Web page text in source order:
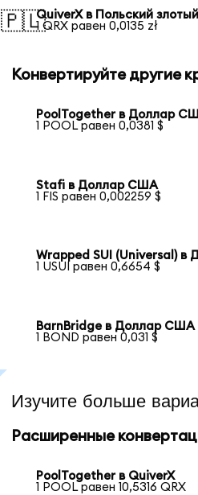
🇵🇱QuiverX в Польский злотый
1 QRX равен 0,0135 zł
Конвертируйте другие
PoolTogether в Доллар
1 POOL равен 0,0381 $
Stafi в Доллар США
1 FIS равен 0,002259 $
Wrapped SUI (Universal)
1 USUI равен 0,6654 $
BarnBridge в Доллар США
1 BOND равен 0,031 $
Изучите больше
Расширенные
PoolTogether в QuiverX
1 POOL равен 10,5316 QRX